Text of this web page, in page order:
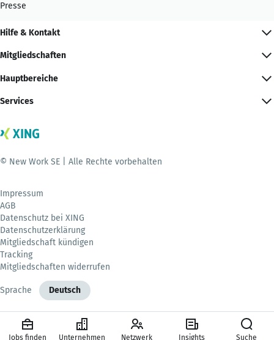
Presse
Hilfe & Kontakt
Mitgliedschaften
Hauptbereiche
Services
© New Work SE | Alle Rechte vorbehalten
Impressum
AGB
Datenschutz bei XING
Datenschutzerklärung
Mitgliedschaft kündigen
Tracking
Mitgliedschaften widerrufen
Sprache Deutsch
Jobs finden Unternehmen Netzwerk Insights Suche